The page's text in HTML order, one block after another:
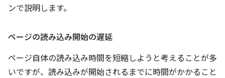
ンで説明します。
ページの読み込み開始の遅延
ページ自体の読み込み時間を短縮しようと考えることが多
いですが、読み込みが開始されるまでに時間がかかること